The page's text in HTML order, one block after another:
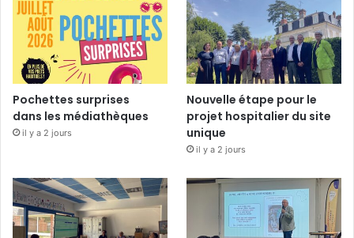
Pochettes surprises
dans les médiathèques
il y a 2 jours
Nouvelle étape pour le
projet hospitalier du site
unique
il y a 2 jours